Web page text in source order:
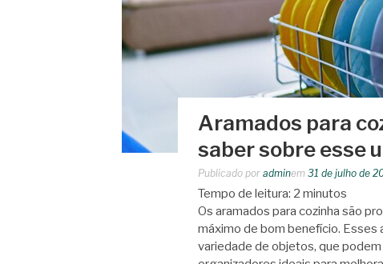
Aramados para
saber sobre esse
Publicado por adminem 31 de julho de
Tempo de leitura: 2 minutos
Os aramados para cozinha são
máximo de bom benefício.
variedade de objetos, que